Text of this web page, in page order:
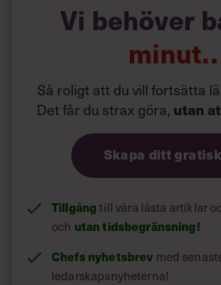
Vi behöver
Så roligt att du vill fortsätta
Det får du strax göra, utan
Skapa ditt
Tillgångtill våra låsta artiklar
och utan tidsbegränsning!
Chefs nyhetsbrev med
ledarskapsnyheterna!